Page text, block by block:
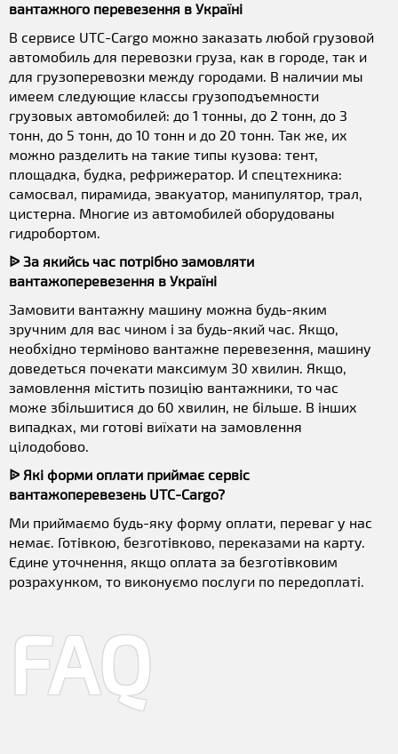
вантажного перевезення в Україні
В сервисе UTC-Cargo можно заказать любой грузовой
автомобиль для перевозки груза, как в городе, так и
для грузоперевозки между городами. В наличии мы
имеем следующие классы грузоподъемности
грузовых автомобилей: до 1 тонны, до 2 тонн, до 3
тонн, до 5 тонн, до 10 тонн и до 20 тонн. Так же, их
можно разделить на такие типы кузова: тент,
площадка, будка, рефрижератор. И спецтехника:
самосвал, пирамида, эвакуатор, манипулятор, трал,
цистерна. Многие из автомобилей оборудованы
гидробортом.
ᐉ За якийсь час потрібно замовляти
вантажоперевезення в Україні
Замовити вантажну машину можна будь-яким
зручним для вас чином і за будь-який час. Якщо,
необхідно терміново вантажне перевезення, машину
доведеться почекати максимум 30 хвилин. Якщо,
замовлення містить позицію вантажники, то час
може збільшитися до 60 хвилин, не більше. В інших
випадках, ми готові виїхати на замовлення
цілодобово.
ᐉ Які форми оплати приймає сервіс
вантажоперевезень UTC-Cargo?
Ми приймаємо будь-яку форму оплати, переваг у нас
немає. Готівкою, безготівково, переказами на карту.
Єдине уточнення, якщо оплата за безготівковим
розрахунком, то виконуємо послуги по передоплаті.
FAQ